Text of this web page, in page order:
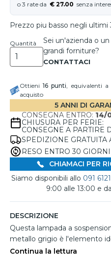
€ 27.00
Prezzo piu basso negli ultimi
Quantità
Sei un'azienda o
grandi forniture?
Ottieni16 punti, equivalenti a
acquisto
5 ANNI DI
CONSEGNA ENTRO: 14/
CHIUSURA PER FERIE:
CONSEGNE A PARTIRE
SPEDIZIONE GRATUITA
RESO ENTRO 30 GIORNI
CHIAMACI PER
Siamo disponibili allo 091
9:00 alle 13:00 e
DESCRIZIONE
Questa lampada a
metallo grigio è l'elemento
eleganza a cucine moderne,
Continua la lettura